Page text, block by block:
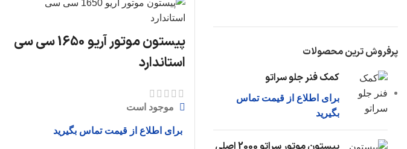
پرفروش ترین محصولات
کمک فنر جلو سراتو
برای اطلاع از قیمت تماس
بگیرید
پیستون موتور آریو 1650 سی سی
استاندارد
موجود است
برای اطلاع از قیمت تماس بگیرید